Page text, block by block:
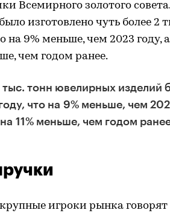
Всемирного золотого
изготовлено чуть более
на 9% меньше, чем 2023 году,
чем годом ранее.
тыс. тонн ювелирных изделий
что на 9% меньше, чем
11% меньше, чем годом
игроки рынка